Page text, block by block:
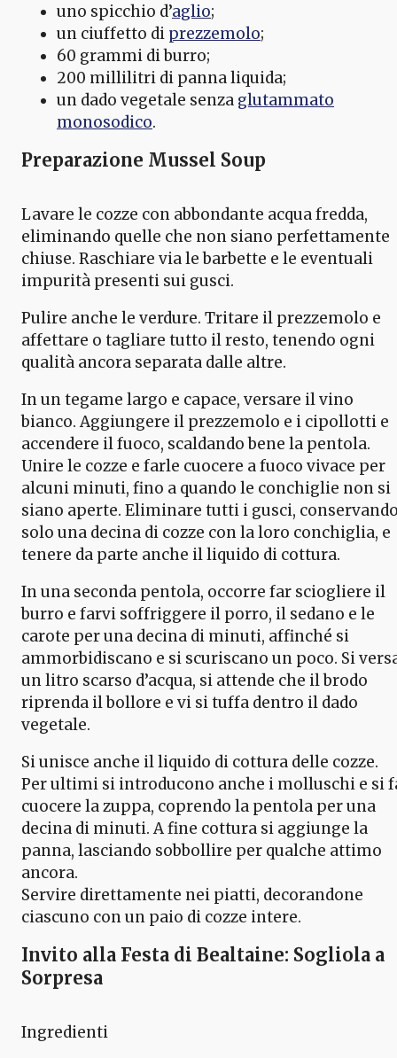
uno spicchio d’aglio;
un ciuffetto di prezzemolo;
60 grammi di burro;
200 millilitri di panna liquida;
un dado vegetale senza glutammato
monosodico.
Preparazione Mussel Soup
Lavare le cozze con abbondante acqua fredda,
eliminando quelle che non siano perfettamente
chiuse. Raschiare via le barbette e le eventuali
impurità presenti sui gusci.
Pulire anche le verdure. Tritare il prezzemolo e
affettare o tagliare tutto il resto, tenendo ogni
qualità ancora separata dalle altre.
In un tegame largo e capace, versare il vino
bianco. Aggiungere il prezzemolo e i cipollotti e
accendere il fuoco, scaldando bene la pentola.
Unire le cozze e farle cuocere a fuoco vivace per
alcuni minuti, fino a quando le conchiglie non si
siano aperte. Eliminare tutti i gusci,
solo una decina di cozze con la loro conchiglia, e
tenere da parte anche il liquido di cottura.
In una seconda pentola, occorre far sciogliere il
burro e farvi soffriggere il porro, il sedano e le
carote per una decina di minuti, affinché si
ammorbidiscano e si scuriscano un poco. Si
un litro scarso d’acqua, si attende che il brodo
riprenda il bollore e vi si tuffa dentro il dado
vegetale.
Si unisce anche il liquido di cottura delle cozze.
Per ultimi si introducono anche i molluschi e si
cuocere la zuppa, coprendo la pentola per una
decina di minuti. A fine cottura si aggiunge la
panna, lasciando sobbollire per qualche attimo
ancora.
Servire direttamente nei piatti, decorandone
ciascuno con un paio di cozze intere.
Invito alla Festa di Bealtaine: Sogliola a
Sorpresa
Ingredienti